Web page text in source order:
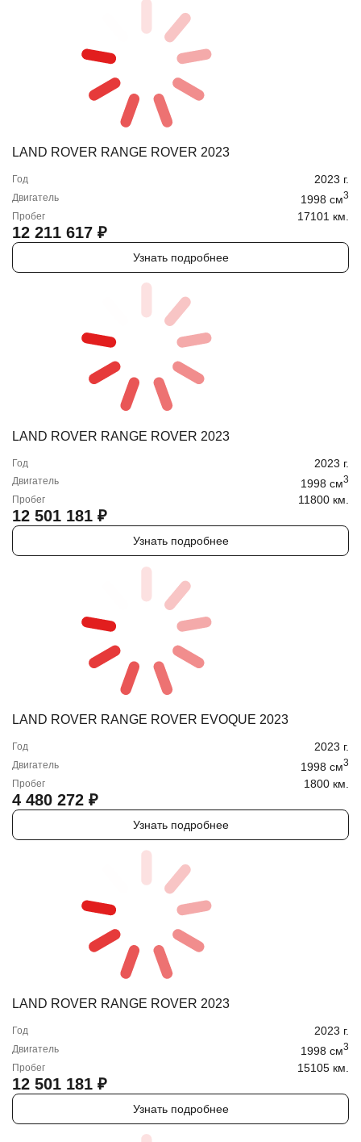
LAND ROVER RANGE ROVER 2023
Год 2023 г.
Двигатель 1998 cм3
Пробег 17101 км.
12 211 617 ₽
Узнать подробнее
LAND ROVER RANGE ROVER 2023
Год 2023 г.
Двигатель 1998 cм3
Пробег 11800 км.
12 501 181 ₽
Узнать подробнее
LAND ROVER RANGE ROVER EVOQUE 2023
Год 2023 г.
Двигатель 1998 cм3
Пробег 1800 км.
4 480 272 ₽
Узнать подробнее
LAND ROVER RANGE ROVER 2023
Год 2023 г.
Двигатель 1998 cм3
Пробег 15105 км.
12 501 181 ₽
Узнать подробнее